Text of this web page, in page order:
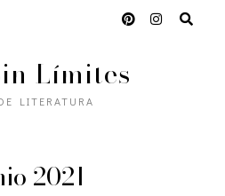
Límites
LITERATURA
2021